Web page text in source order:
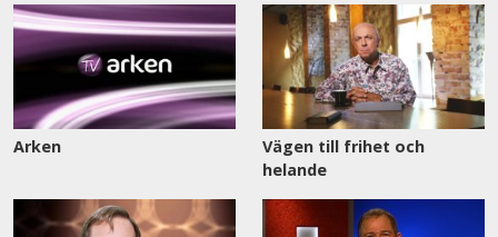
Arken
Vägen till frihet och
helande
Se